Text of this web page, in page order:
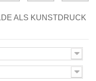
ALS KUNSTDRUCK